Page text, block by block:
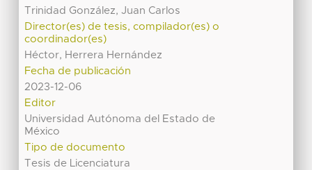
Trinidad González, Juan Carlos
Director(es) de tesis, compilador(es) o
coordinador(es)
Héctor, Herrera Hernández
Fecha de publicación
2023-12-06
Editor
Universidad Autónoma del Estado de
México
Tipo de documento
Tesis de Licenciatura